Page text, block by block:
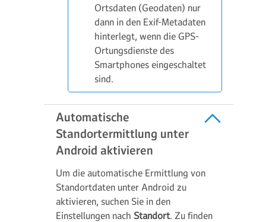
Ortsdaten (Geodaten) nur
dann in den Exif-Metadaten
hinterlegt, wenn die GPS-
Ortungsdienste des
Smartphones eingeschaltet
sind.
Automatische
Standortermittlung unter
Android aktivieren
Um die automatische Ermittlung von
Standortdaten unter Android zu
aktivieren, suchen Sie in den
Einstellungen nach Standort. Zu finden